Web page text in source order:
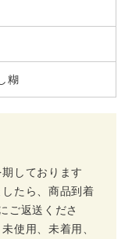
糊
しております
たら、商品到着
ご返送くださ
使用、未着用、